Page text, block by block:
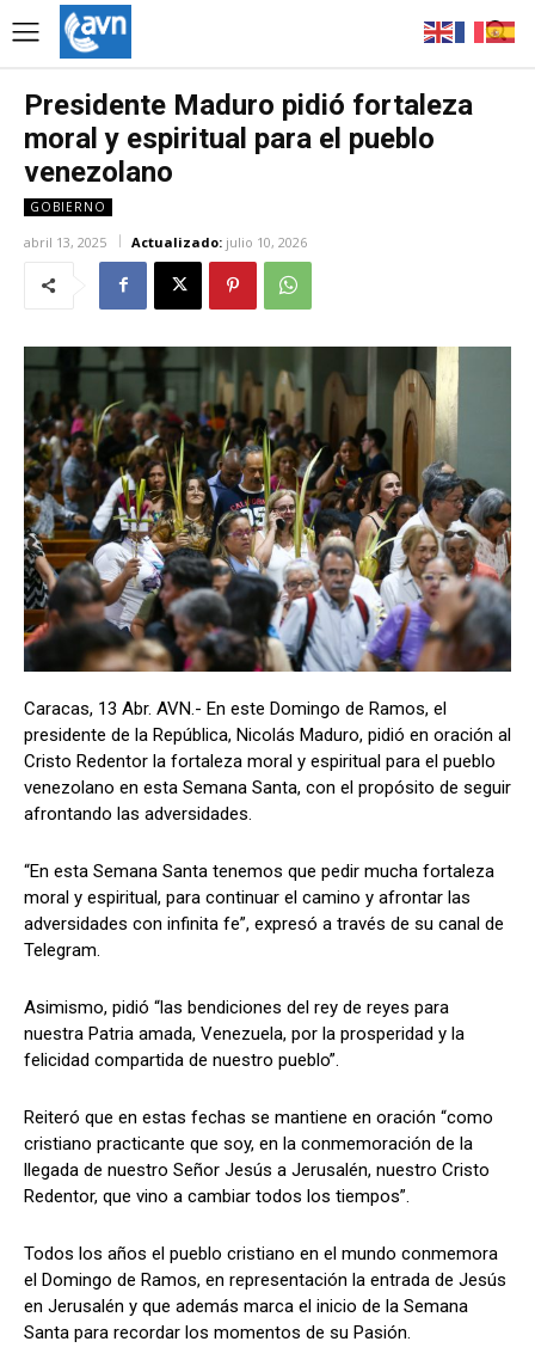
Presidente Maduro pidió fortaleza
moral y espiritual para el pueblo
venezolano
GOBIERNO
abril 13, 2025 Actualizado: julio 10, 2026
Caracas, 13 Abr. AVN.- En este Domingo de Ramos, el
presidente de la República, Nicolás Maduro, pidió en oración al
Cristo Redentor la fortaleza moral y espiritual para el pueblo
venezolano en esta Semana Santa, con el propósito de seguir
afrontando las adversidades.
“En esta Semana Santa tenemos que pedir mucha fortaleza
moral y espiritual, para continuar el camino y afrontar las
adversidades con infinita fe”, expresó a través de su canal de
Telegram.
Asimismo, pidió “las bendiciones del rey de reyes para
nuestra Patria amada, Venezuela, por la prosperidad y la
felicidad compartida de nuestro pueblo”.
Reiteró que en estas fechas se mantiene en oración “como
cristiano practicante que soy, en la conmemoración de la
llegada de nuestro Señor Jesús a Jerusalén, nuestro Cristo
Redentor, que vino a cambiar todos los tiempos”.
Todos los años el pueblo cristiano en el mundo conmemora
el Domingo de Ramos, en representación la entrada de Jesús
en Jerusalén y que además marca el inicio de la Semana
Santa para recordar los momentos de su Pasión.